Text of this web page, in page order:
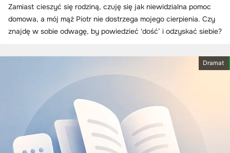
Zamiast cieszyć się rodziną, czuję się jak niewidzialna pomoc
domowa, a mój mąż Piotr nie dostrzega mojego cierpienia. Czy
znajdę w sobie odwagę, by powiedzieć 'dość’ i odzyskać siebie?
Dramat